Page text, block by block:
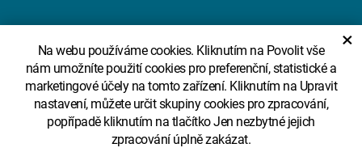
Na webu používáme cookies. Kliknutím na Povolit vše
nám umožníte použití cookies pro preferenční, statistické a
marketingové účely na tomto zařízení. Kliknutím na Upravit
nastavení, můžete určit skupiny cookies pro zpracování,
popřípadě kliknutím na tlačítko Jen nezbytné jejich
zpracování úplně zakázat.
×
Design System
Sekce Partneři